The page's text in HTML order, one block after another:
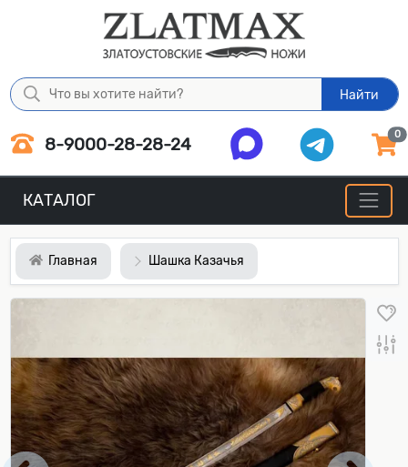
Найти
8-9000-28-28-24 0
КАТАЛОГ
Главная Шашка Казачья